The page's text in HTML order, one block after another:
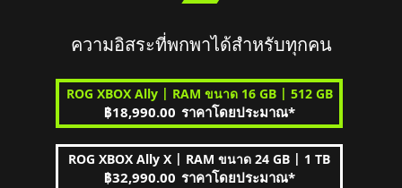
ความอิสระที่พกพาได้สำหรับทุกคน
ROG XBOX Ally | RAM ขนาด 16 GB | 512 GB
฿18,990.00 ราคาโดยประมาณ*
ROG XBOX Ally X | RAM ขนาด 24 GB | 1 TB
฿32,990.00 ราคาโดยประมาณ*